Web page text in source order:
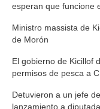
esperan que funcione
Ministro massista de
de Morón
El gobierno de Kicillof
permisos de pesca a
Detuvieron a un jefe
lanzamiento a